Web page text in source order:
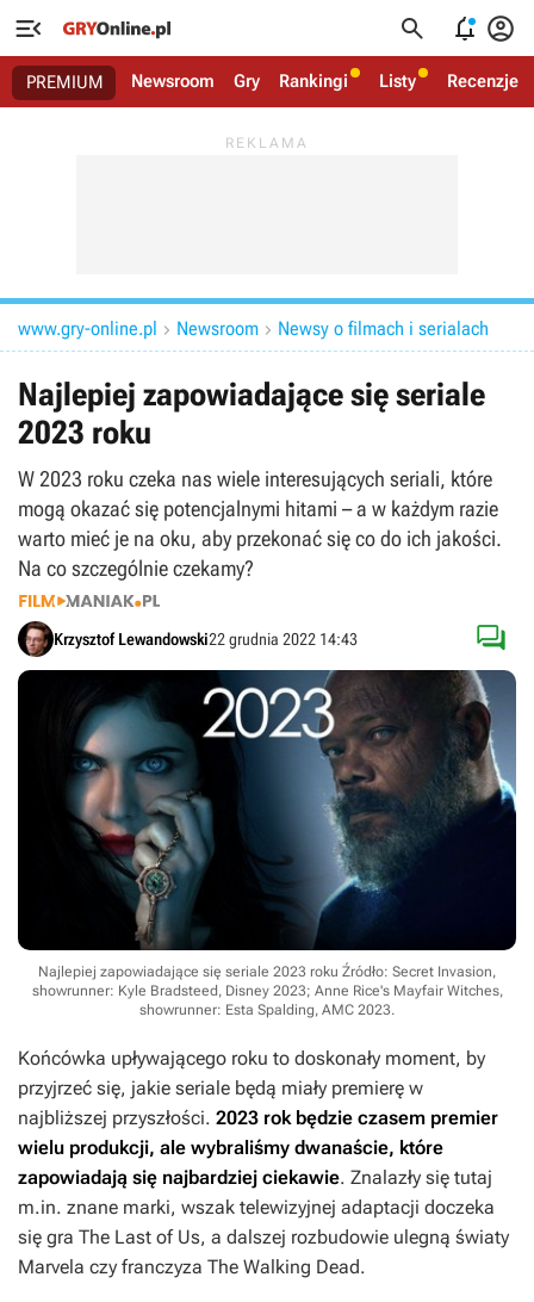
   
PREMIUM Newsroom Gry Rankingi Listy Recenzje
www.gry-online.pl  Newsroom  Newsy o filmach i serialach
Najlepiej zapowiadające się seriale
2023 roku
W 2023 roku czeka nas wiele interesujących seriali, które
mogą okazać się potencjalnymi hitami – a w każdym razie
warto mieć je na oku, aby przekonać się co do ich jakości.
Na co szczególnie czekamy?
Krzysztof Lewandowski22 grudnia 2022 14:43 
Najlepiej zapowiadające się seriale 2023 roku Źródło: Secret Invasion,
showrunner: Kyle Bradsteed, Disney 2023; Anne Rice's Mayfair Witches,
showrunner: Esta Spalding, AMC 2023.
Końcówka upływającego roku to doskonały moment, by
przyjrzeć się, jakie seriale będą miały premierę w
najbliższej przyszłości. 2023 rok będzie czasem premier
wielu produkcji, ale wybraliśmy dwanaście, które
zapowiadają się najbardziej ciekawie. Znalazły się tutaj
m.in. znane marki, wszak telewizyjnej adaptacji doczeka
się gra The Last of Us, a dalszej rozbudowie ulegną światy
Marvela czy franczyza The Walking Dead.